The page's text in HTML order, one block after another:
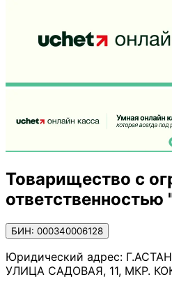
Товарищество с
ответственностью
БИН: 000340006128
Юридический адрес:
УЛИЦА САДОВАЯ, 11, МКР.